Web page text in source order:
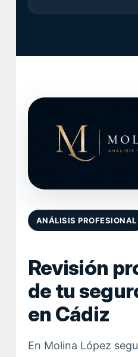
ANÁLISIS PROFESIONAL
Revisión
de tu
en Cádiz
En Molina López